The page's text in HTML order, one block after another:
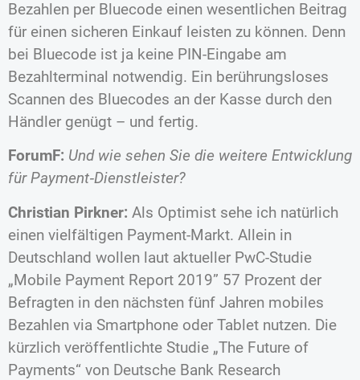
Bezahlen per Bluecode einen wesentlichen Beitrag
für einen sicheren Einkauf leisten zu können. Denn
bei Bluecode ist ja keine PIN-Eingabe am
Bezahlterminal notwendig. Ein berührungsloses
Scannen des Bluecodes an der Kasse durch den
Händler genügt – und fertig.
ForumF: Und wie sehen Sie die weitere Entwicklung
für Payment‐Dienstleister?
Christian Pirkner: Als Optimist sehe ich natürlich
einen vielfältigen Payment-Markt. Allein in
Deutschland wollen laut aktueller PwC-Studie
„Mobile Payment Report 2019” 57 Prozent der
Befragten in den nächsten fünf Jahren mobiles
Bezahlen via Smartphone oder Tablet nutzen. Die
kürzlich veröffentlichte Studie „The Future of
Payments“ von Deutsche Bank Research